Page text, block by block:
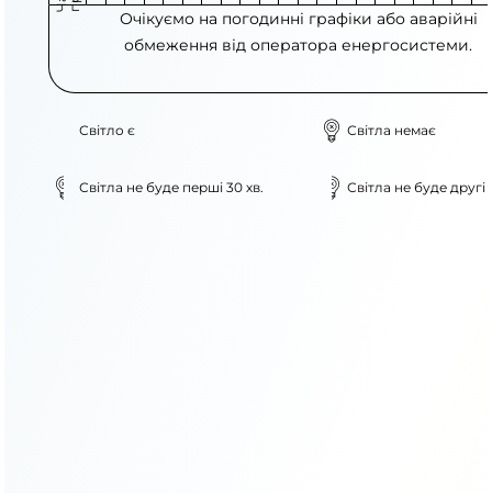
Очікуємо на погодинні графіки або аварійні
обмеження від оператора енергосистеми.
Світло є Світла немає
Світла не буде перші 30 хв. Світла не буде другі